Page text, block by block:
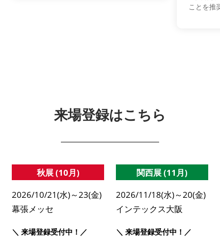
ことを推
来場登録はこちら
秋展 (10月)
2026/10/21(水)～23(金)
幕張メッセ
＼ 来場登録受付中！／
関西展 (11月)
2026/11/18(水)～20(金)
インテックス大阪
＼ 来場登録受付中！／